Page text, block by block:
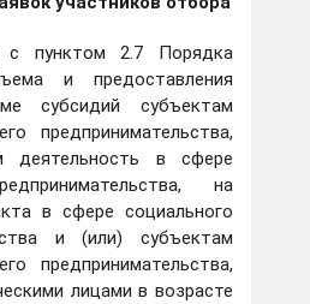
с пунктом 2.7 Порядка
и предоставления
субсидий субъектам
предпринимательства,
деятельность в сфере
на
в сфере социального
и (или) субъектам
предпринимательства,
лицами в возрасте